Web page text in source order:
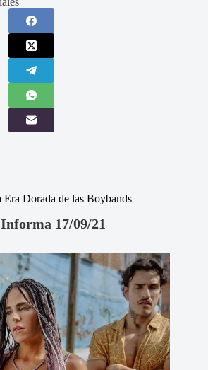
Dorada de las Boybands
17/09/21